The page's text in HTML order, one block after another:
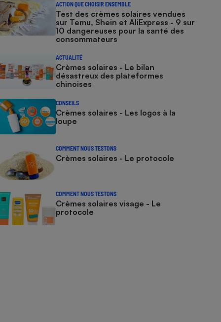
ACTION QUE CHOISIR ENSEMBLE
Test des crèmes solaires vendues
sur Temu, Shein et AliExpress - 9 sur
10 dangereuses pour la santé des
consommateurs
ACTUALITÉ
Crèmes solaires - Le bilan
désastreux des plateformes
chinoises
CONSEILS
Crèmes solaires - Les logos à la
loupe
COMMENT NOUS TESTONS
Crèmes solaires - Le protocole
COMMENT NOUS TESTONS
Crèmes solaires visage - Le
protocole